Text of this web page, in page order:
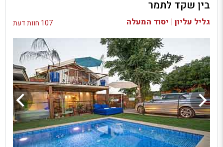
בדיקת זמינות ומחירים
בין שקד לתמר
גליל עליון | יסוד המעלה 107 חוות דעת